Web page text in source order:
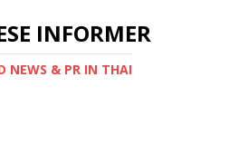
INFORMER
NEWS & PR IN THAI